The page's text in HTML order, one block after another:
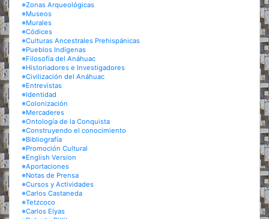
※Zonas Arqueológicas
※Museos
※Murales
※Códices
※Culturas Ancestrales Prehispánicas
※Pueblos Indígenas
※Filosofía del Anáhuac
※Historiadores e Investigadores
※Civilización del Anáhuac
※Entrevistas
※Identidad
※Colonización
※Mercaderes
※Ontología de la Conquista
※Construyendo el conocimiento
※Bibliografía
※Promoción Cultural
※English Version
※Aportaciones
※Notas de Prensa
※Cursos y Actividades
※Carlos Castaneda
※Tetzcoco
※Carlos Elyas